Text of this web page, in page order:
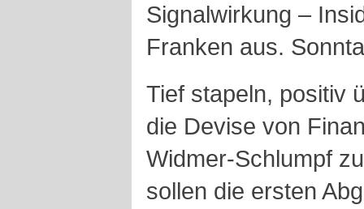
Signalwirkung –
Franken aus.
Tief stapeln, positiv
die Devise von
Widmer-Schlumpf
sollen die ersten